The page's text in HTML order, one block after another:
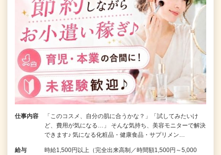
仕事内容
「このコスメ、自分の肌に合うかな？」「試してみたいけ
ど、費用が気になる…」 そんな気持ち、美容モニターで解決
できます♪ 気になる化粧品・健康食品・サプリメン…
給与
時給1,500円以上（完全出来高制／時間額1,500円～5,000